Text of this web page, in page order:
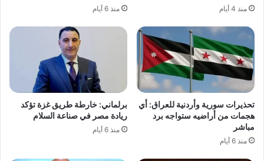
منذ 4 أيام منذ 6 أيام
تحذيرات سورية وأردنية للعراق: أي
هجمات من أراضيه ستواجه برد
مباشر
منذ 6 أيام
برلماني: خارطة طريق غزة تؤكد
ريادة مصر في صناعة السلام
منذ 6 أيام